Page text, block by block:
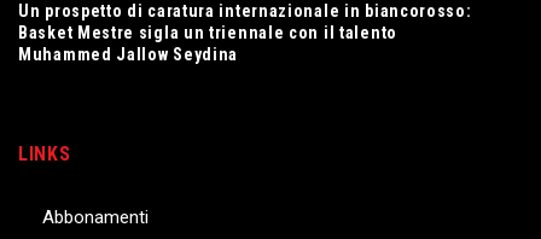
Un prospetto di caratura internazionale in biancorosso:
Basket Mestre sigla un triennale con il talento
Muhammed Jallow Seydina
LINKS
Abbonamenti